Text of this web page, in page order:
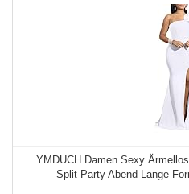
YMDUCH Damen Sexy
Split Party Abend Lange